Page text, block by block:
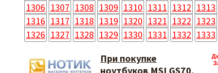
1306 1307 1308 1309 1310 1311 1312 1313
1316 1317 1318 1319 1320 1321 1322 1323
1326 1327 1328 1329 1330 1331 1332 1333
При покупке
ноутбуков MSI GS70,